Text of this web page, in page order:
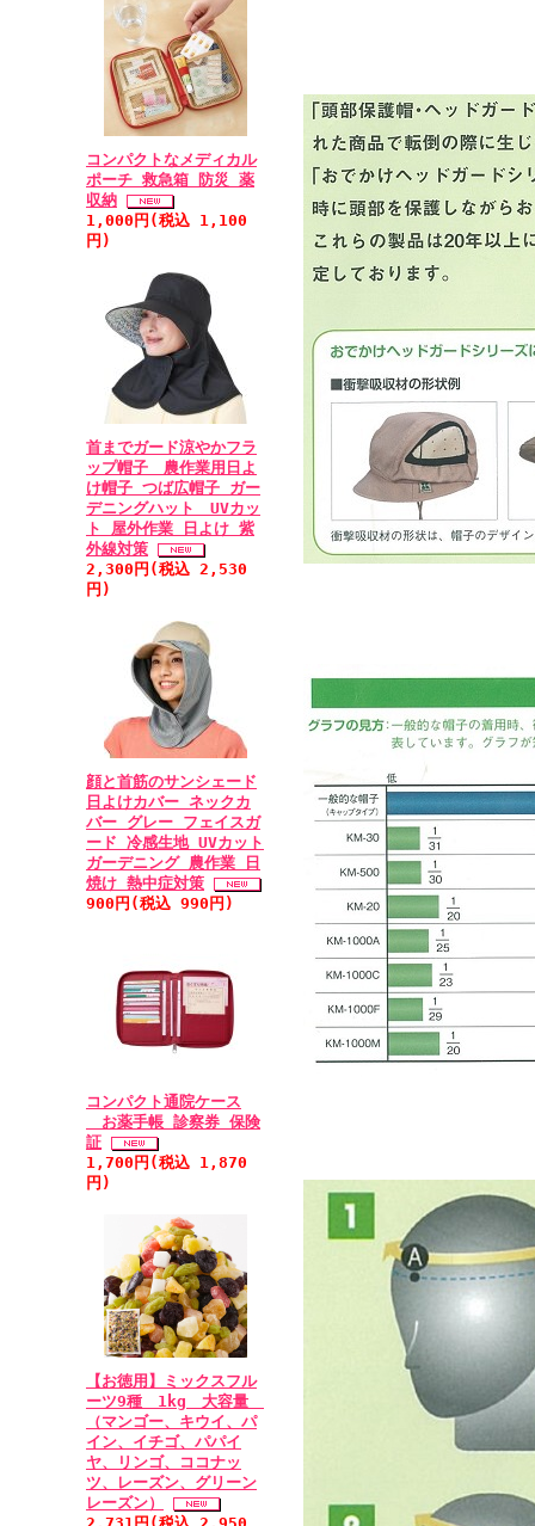
コンパクトなメディカル
ポーチ 救急箱 防災 薬
収納
1,000円(税込 1,100
円)
首までガード涼やかフラ
ップ帽子 農作業用日よ
け帽子 つば広帽子 ガー
デニングハット UVカッ
ト 屋外作業 日よけ 紫
外線対策
2,300円(税込 2,530
円)
顔と首筋のサンシェード
日よけカバー ネックカ
バー グレー フェイスガ
ード 冷感生地 UVカット
ガーデニング 農作業 日
焼け 熱中症対策
900円(税込 990円)
コンパクト通院ケース
お薬手帳 診察券 保険
証
1,700円(税込 1,870
円)
【お徳用】ミックスフル
ーツ9種 1kg 大容量
（マンゴー、キウイ、パ
イン、イチゴ、パパイ
ヤ、リンゴ、ココナッ
ツ、レーズン、グリーン
レーズン）